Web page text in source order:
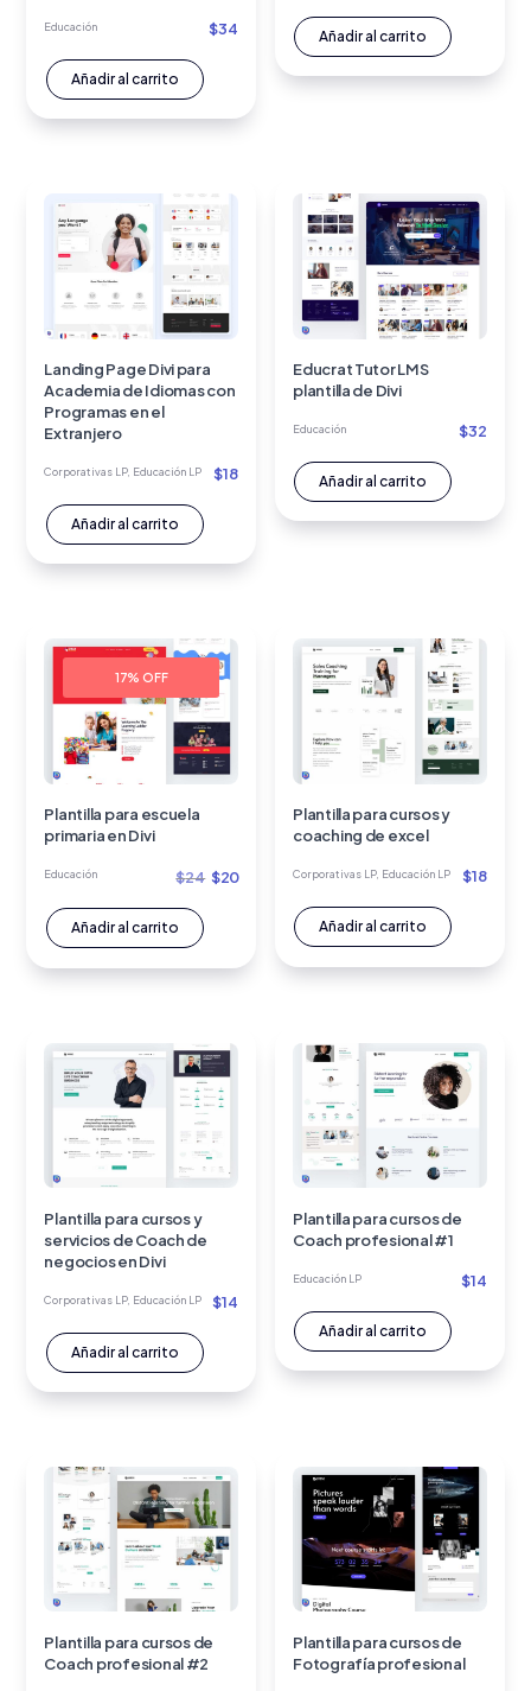
Educación $34
Añadir al carrito
Añadir al carrito
Landing Page Divi para
Academia de Idiomas con
Programas en el
Extranjero
Corporativas LP, Educación LP $18
Añadir al carrito
Educrat Tutor LMS
plantilla de Divi
Educación $32
Añadir al carrito
17% OFF
Plantilla para escuela
primaria en Divi
Educación $24 El
era:
$20El
es:
Añadir al carrito
Plantilla para cursos y
coaching de excel
Corporativas LP, Educación LP $18
Añadir al carrito
Plantilla para cursos y
servicios de Coach de
negocios en Divi
Corporativas LP, Educación LP $14
Añadir al carrito
Plantilla para cursos de
Coach profesional #1
Educación LP $14
Añadir al carrito
Plantilla para cursos de
Coach profesional #2
Plantilla para cursos de
Fotografía profesional